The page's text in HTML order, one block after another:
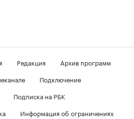
Редакция
Архив программ
Подключение
Подписка на РБК
Информация об ограничениях